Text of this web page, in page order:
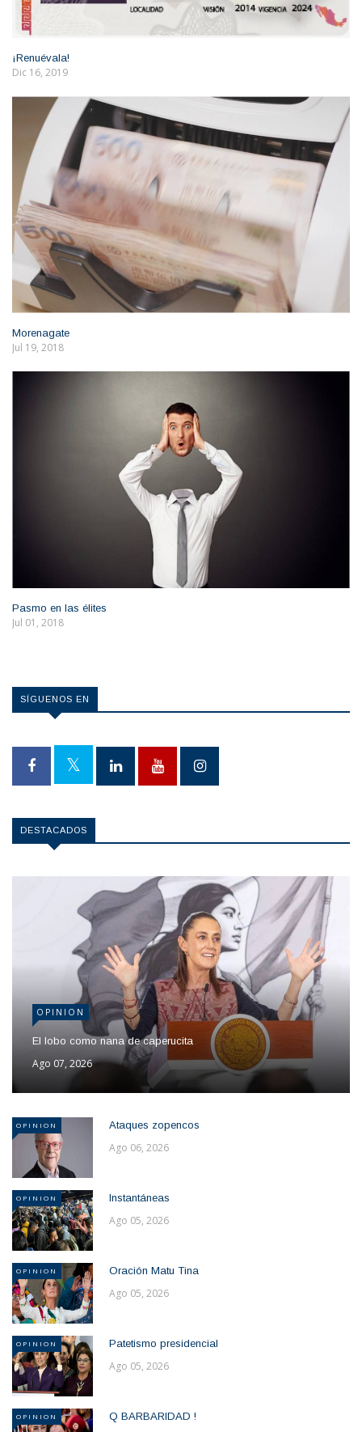
¡Renuévala!
Dic 16, 2019
Morenagate
Jul 19, 2018
Pasmo en las élites
Jul 01, 2018
SÍGUENOS EN
DESTACADOS
OPINION
El lobo como nana de caperucita
Ago 07, 2026
OPINION Ataques zopencos
Ago 06, 2026
OPINION Instantáneas
Ago 05, 2026
OPINION Oración Matu Tina
Ago 05, 2026
OPINION Patetismo presidencial
Ago 05, 2026
OPINION Q BARBARIDAD !